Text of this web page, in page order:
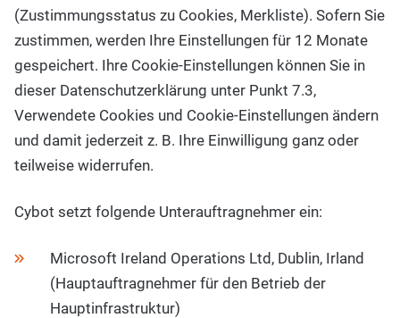
(Zustimmungsstatus zu Cookies, Merkliste). Sofern Sie
zustimmen, werden Ihre Einstellungen für 12 Monate
gespeichert. Ihre Cookie-Einstellungen können Sie in
dieser Datenschutzerklärung unter Punkt 7.3,
Verwendete Cookies und Cookie-Einstellungen ändern
und damit jederzeit z. B. Ihre Einwilligung ganz oder
teilweise widerrufen.
Cybot setzt folgende Unterauftragnehmer ein:
Microsoft Ireland Operations Ltd, Dublin, Irland
(Hauptauftragnehmer für den Betrieb der
Hauptinfrastruktur)